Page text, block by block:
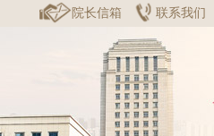
院长信箱 联系我们